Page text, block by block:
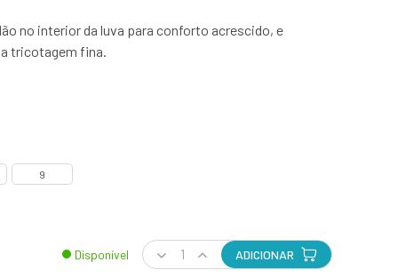
no interior da luva para conforto acrescido, e
tricotagem fina.
9
Disponível ADICIONAR